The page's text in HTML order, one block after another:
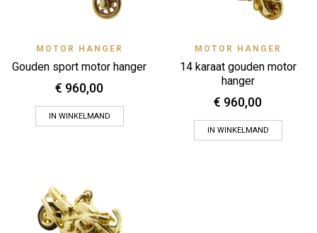
MOTOR HANGER
Gouden sport motor hanger
€ 960,00
IN WINKELMAND
MOTOR HANGER
14 karaat gouden motor
hanger
€ 960,00
IN WINKELMAND